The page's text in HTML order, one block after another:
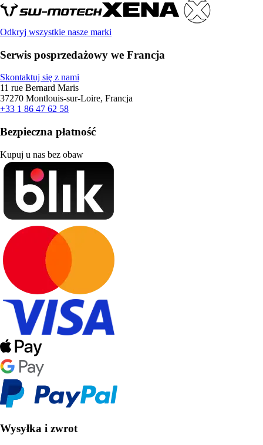
Odkryj wszystkie nasze marki
Serwis posprzedażowy we Francja
Skontaktuj się z nami
11 rue Bernard Maris
37270 Montlouis-sur-Loire, Francja
+33 1 86 47 62 58
Bezpieczna płatność
Kupuj u nas bez obaw
Wysyłka i zwrot